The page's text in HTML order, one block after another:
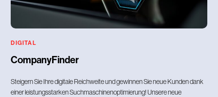
DIGITAL
CompanyFinder
Steigern Sie Ihre digitale Reichweite und gewinnen Sie neue Kunden dank
einer leistungsstarken Suchmaschinenoptimierung! Unsere neue